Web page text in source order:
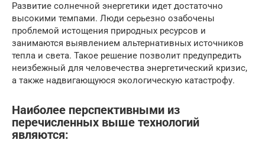
Развитие солнечной энергетики идет достаточно
высокими темпами. Люди серьезно озабочены
проблемой истощения природных ресурсов и
занимаются выявлением альтернативных источников
тепла и света. Такое решение позволит предупредить
неизбежный для человечества энергетический кризис,
а также надвигающуюся экологическую катастрофу.
Наиболее перспективными из
перечисленных выше технологий
являются: